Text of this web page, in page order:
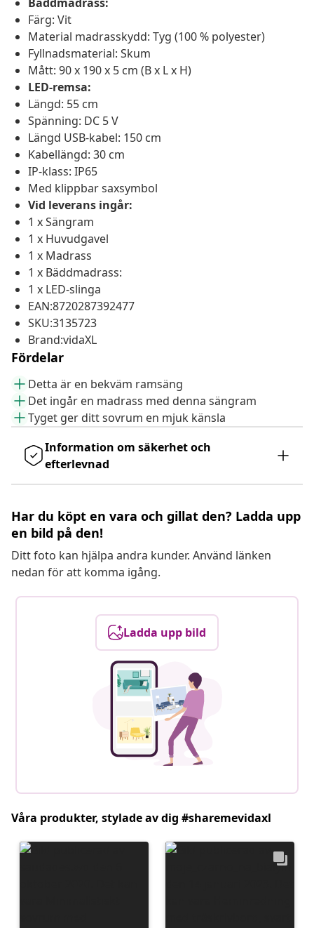
Färg: Vit
Material madrasskydd: Tyg (100 % polyester)
Fyllnadsmaterial: Skum
Mått: 90 x 190 x 5 cm (B x L x H)
LED-remsa:
Längd: 55 cm
Spänning: DC 5 V
Längd USB-kabel: 150 cm
Kabellängd: 30 cm
IP-klass: IP65
Med klippbar saxsymbol
Vid leverans ingår:
1 x Sängram
1 x Huvudgavel
1 x Madrass
1 x Bäddmadrass:
1 x LED-slinga
EAN:8720287392477
SKU:3135723
Brand:vidaXL
Fördelar
Detta är en bekväm ramsäng
Det ingår en madrass med denna sängram
Tyget ger ditt sovrum en mjuk känsla
Information om säkerhet och
efterlevnad
Har du köpt en vara och gillat den? Ladda upp
en bild på den!
Ditt foto kan hjälpa andra kunder. Använd länken
nedan för att komma igång.
Ladda upp bild
Våra produkter, stylade av dig #sharemevidaxl